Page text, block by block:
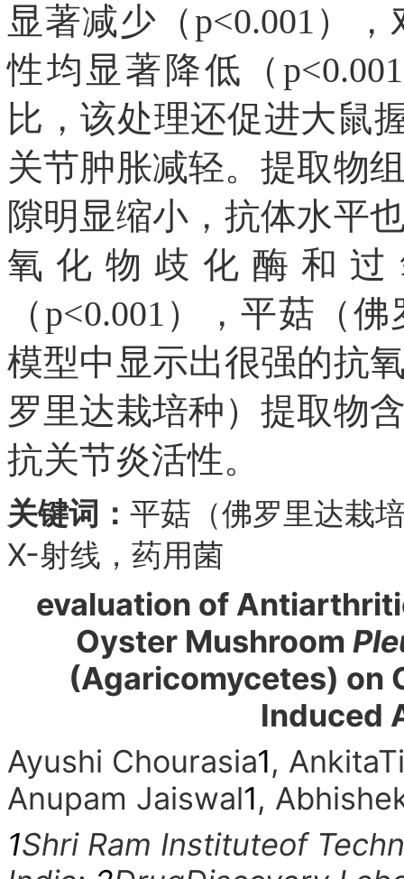
显著减少（p<0.001）
性均显著降低（
比，该处理还促进大鼠
关节肿胀减轻。提取物
隙明显缩小，抗体水平
氧化物歧化酶和
（p<0.001），平菇（
模型中显示出很强的抗
罗里达栽培种）提取物
抗关节炎活性。
关键词： 平菇（佛罗里达栽
X-射线，药用菌
evaluation of
Oyster Mushroom
(Agaricomycetes) on
Induced
Ayushi Chourasia1,
Anupam Jaiswal1,
1Shri Ram Instituteof